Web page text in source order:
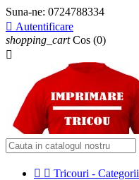
Suna-ne: 0724788334
 Autentificare
shopping_cart Cos (0)

  Tricouri - Categorii